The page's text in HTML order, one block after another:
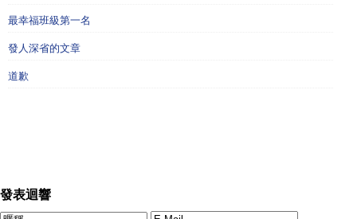
最幸福班級第一名
發人深省的文章
道歉
發表迴響